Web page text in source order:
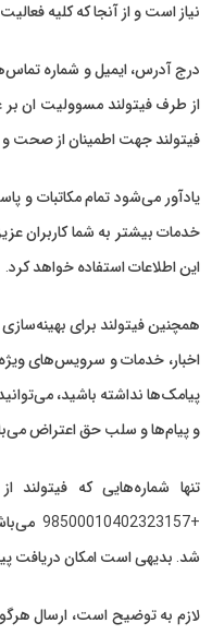
نیاز است و از آنجا که کلیه
درج آدرس، ایمیل و شماره
از طرف فیتولند مسوولیت ان
فیتولند جهت اطمینان از صحت
یادآور می‌شود تمام مکاتبات و
خدمات بیشتر به شما کاربران
این اطلاعات استفاده خواهد کرد.
همچنین فیتولند برای
اخبار، خدمات و سرویس‌های ویژه
پیامک‌ها نداشته باشید،
و پیام‌ها و سلب حق اعتراض
شد. بدیهی است امکان دریافت
لازم به توضیح است، ارسال